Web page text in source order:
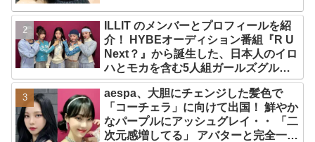
ILLIT のメンバーとプロフィールを紹
介！ HYBEオーディション番組『R U
Next？』から誕生した、日本人のイロ
ハとモカを含む5人組ガールズグルー
プ！ デビュー曲「Magnetic」がいき
なりの大ヒット
aespa、大胆にチェンジした髪色で
「コーチェラ」に向けて出国！ 鮮やか
なパープルにアッシュグレイ・・ 「二
次元感増してる」 アバターと完全一致